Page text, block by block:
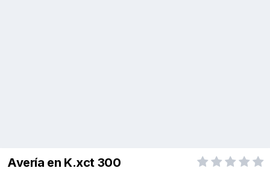
Avería en K.xct 300